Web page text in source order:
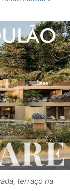
terraço na